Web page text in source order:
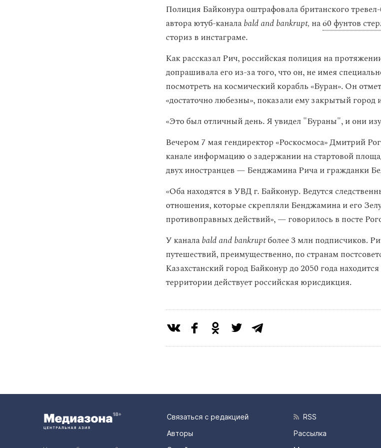
Полиция Байконура оштрафовала британского
автора ютуб-каналаbald and bankrupt, на60 фунтов
сториз в инстаграме.
Как рассказал Рич, российская полиция на
допрашивала его из-за того, что он, не имея
посмотреть на космический корабль «Буран». Он
«достаточно любезны», показали ему закрытый город
«Это был отличный день. Я увидел "Бураны", и они
Вечером 7 мая гендиректор «Роскосмоса» Дмитрий
канале информацию о задержании на стартовой
двух иностранцев — Бенджамина Рича и гражданки
«Оба находятся в УВД г. Байконур. Ведутся
отношения, которые скрепляли Бенджамина и его
противоправных действий», — говорилось в посте
У каналаbald and bankruptболее 3 млн подписчиков.
путешествий, преимущественно, по странам
Казахстанский город Байконур до 2050 года
территории действует российская юрисдикция.
Связаться с редакцией
Авторы
RSS
Рассылка